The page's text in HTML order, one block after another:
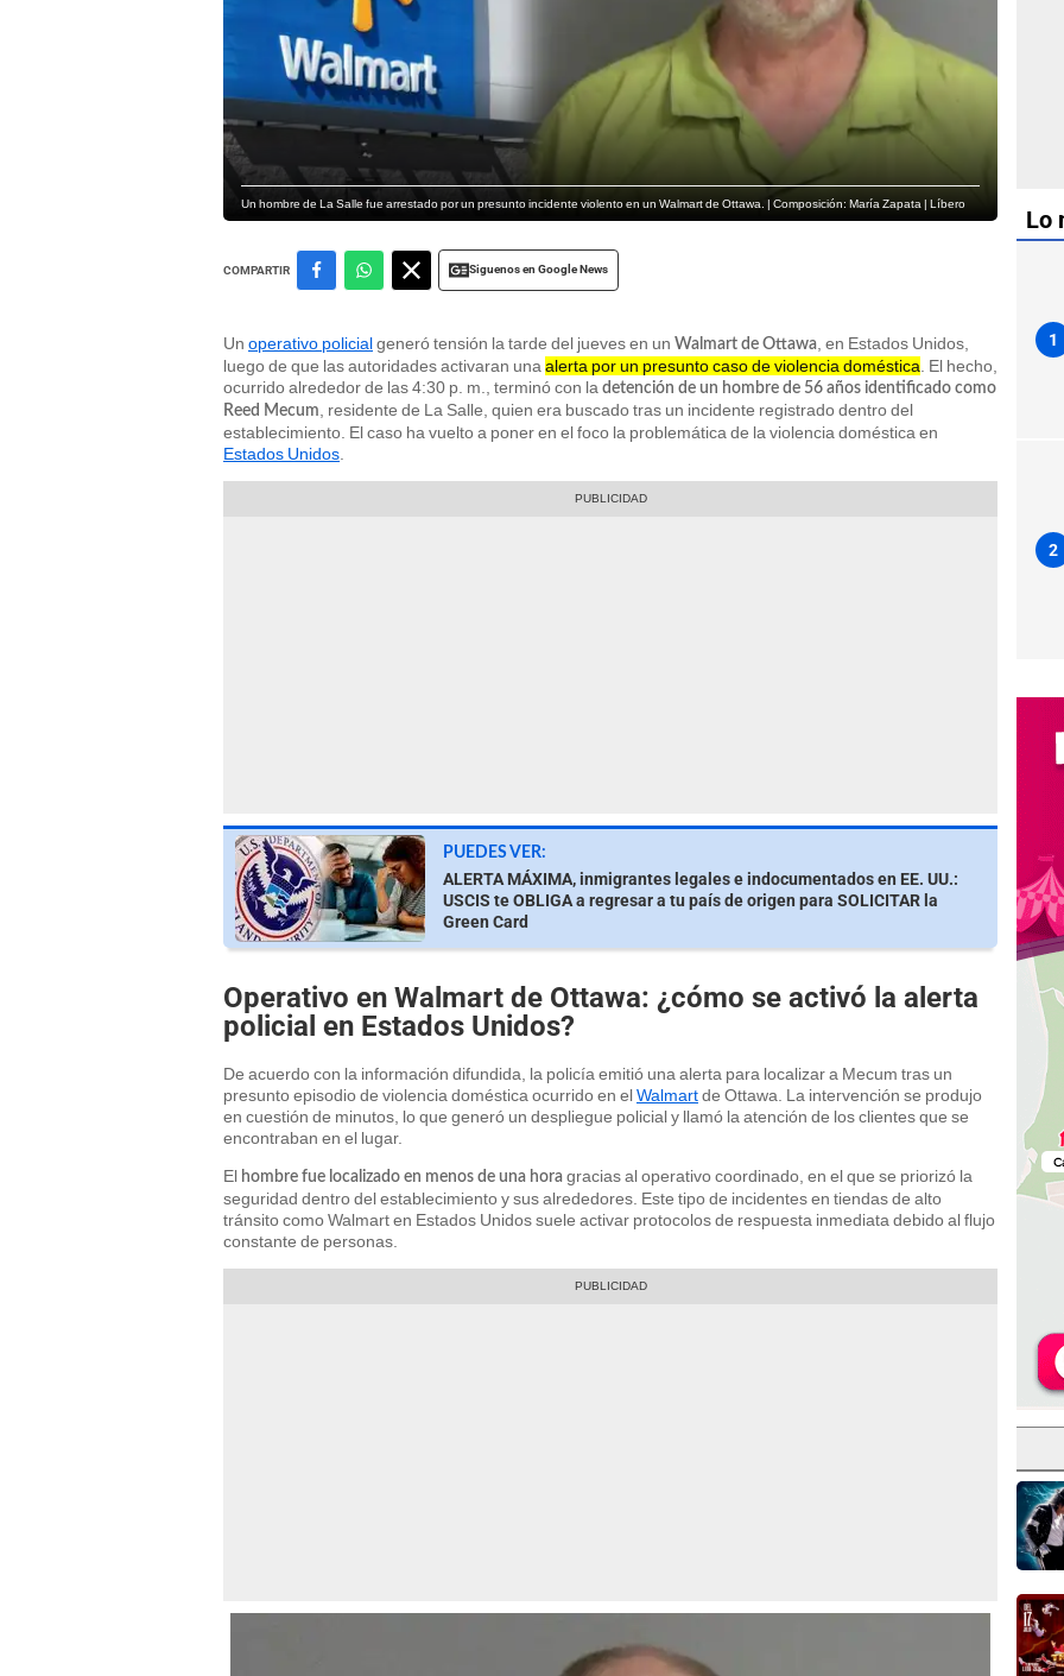
Un hombre de La Salle fue arrestado por un presunto incidente violento en un Walmart de Ottawa. | Composición: María Zapata | Líbero
COMPARTIR Siguenos en Google News
Un operativo policialgeneró tensión la tarde del jueves en un Walmart de Ottawa , en Estados Unidos,
luego de que las autoridades activaran una alerta por un presunto caso de violencia doméstica . El hecho,
ocurrido alrededor de las 4:30 p. m., terminó con la detención de un hombre de 56 años identificado como
Reed Mecum
, residente de La Salle, quien era buscado tras un incidente registrado dentro del
establecimiento. El caso ha vuelto a poner en el foco la problemática de la violencia doméstica en
Estados Unidos
PUEDES VER:
ALERTA MÁXIMA, inmigrantes legales e indocumentados en EE. UU.:
USCIS te OBLIGA a regresar a tu país de origen para SOLICITAR la
Green Card
Operativo en Walmart de Ottawa: ¿cómo se activó la alerta
policial en Estados Unidos?
De acuerdo con la información difundida, la policía emitió una alerta para localizar a Mecum tras un
presunto episodio de violencia doméstica ocurrido en elWalmartde Ottawa. La intervención se produjo
en cuestión de minutos, lo que generó un despliegue policial y llamó la atención de los clientes que se
encontraban en el lugar.
El hombre fue localizado en menos de una hora gracias al operativo coordinado, en el que se priorizó la
seguridad dentro del establecimiento y sus alrededores. Este tipo de incidentes en tiendas de alto
tránsito como Walmart en Estados Unidos suele activar protocolos de respuesta inmediata debido al flujo
constante de personas.
Lo
1
2